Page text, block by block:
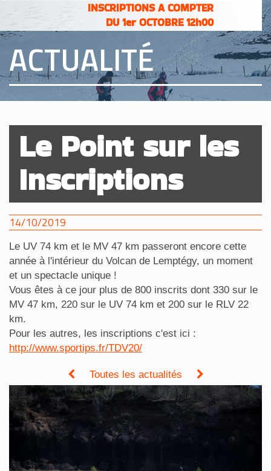
INSCRIPTIONS A COMPTER
DU 1er OCTOBRE 12h00
ACTUALITÉ
Le Point sur les
Inscriptions
14/10/2019
Le UV 74 km et le MV 47 km passeront encore cette
année à l'intérieur du Volcan de Lemptégy, un moment
et un spectacle unique !
Vous êtes à ce jour plus de 800 inscrits dont 330 sur le
MV 47 km, 220 sur le UV 74 km et 200 sur le RLV 22
km.
Pour les autres, les inscriptions c'est ici :
http://www.sportips.fr/TDV20/
Toutes les actualités